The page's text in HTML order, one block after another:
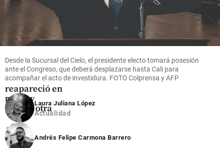
Entretenimiento
¡Está muy
cambiada!
Epa Colombia
reapareció en
redes y
parece otra
share
Desde la Sucursal del Cielo, el presidente electo tomará posesión
ante el Congreso, que deberá desplazarse hasta Cali para
acompañar el acto de investidura. FOTO Colprensa y AFP
Laura Juliana López
Actualidad
Andrés Felipe Carmona Barrero